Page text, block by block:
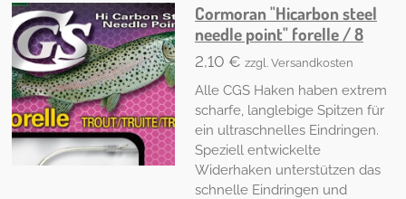
Cormoran "Hicarbon steel
needle point" forelle / 8
2,10 € zzgl. Versandkosten
Alle CGS Haken haben extrem
scharfe, langlebige Spitzen für
ein ultraschnelles Eindringen.
Speziell entwickelte
Widerhaken unterstützen das
schnelle Eindringen und